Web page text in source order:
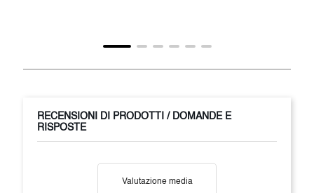
RECENSIONI DI PRODOTTI / DOMANDE E
RISPOSTE
Valutazione media